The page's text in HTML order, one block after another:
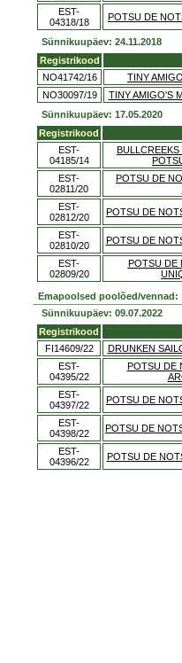
EST-
04318/18
POTSU DE
Sünnikuupäev: 24.11.2018
Registrikood
NO41742/16
TINY
NO30097/19
TINY AMIGO'S
Sünnikuupäev: 17.05.2020
Registrikood
EST-
04185/14
EST-
02811/20
POTSU DE
EST-
02812/20
POTSU DE
EST-
02810/20
POTSU DE
EST-
02809/20
POTSU DE
Emapoolsed poolõed/vennad:
Sünnikuupäev: 09.07.2022
Registrikood
FI14609/22
DRUNKEN
EST-
04395/22
POTSU DE
EST-
04397/22
POTSU DE
EST-
04398/22
POTSU DE
EST-
04396/22
POTSU DE